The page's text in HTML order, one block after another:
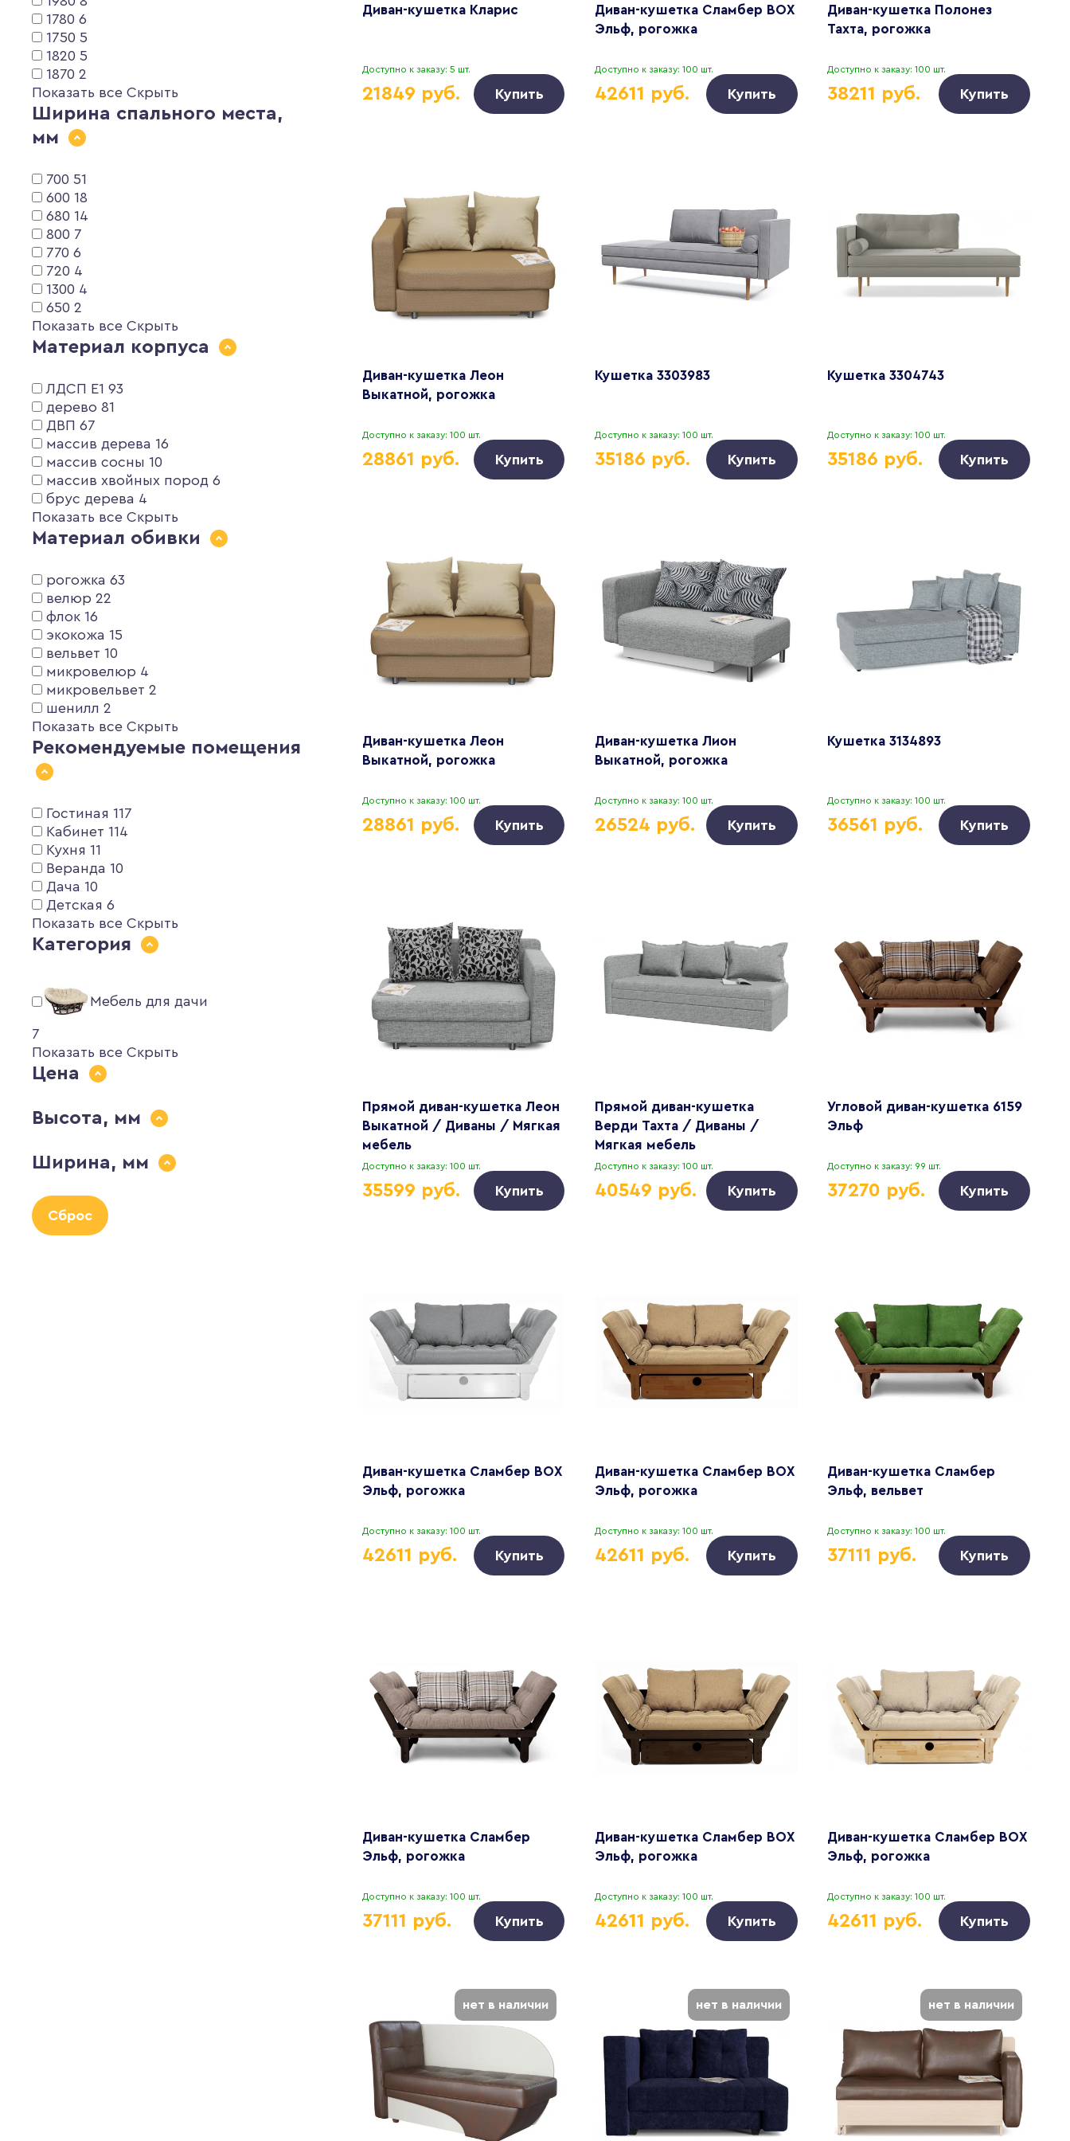
1780 6
1750 5
1820 5
1870 2
Показать все Скрыть
Ширина спального места,
мм
700 51
600 18
680 14
800 7
770 6
720 4
1300 4
650 2
Показать все Скрыть
Материал корпуса
ЛДСП Е1 93
дерево 81
ДВП 67
массив дерева 16
массив сосны 10
массив хвойных пород 6
брус дерева 4
Показать все Скрыть
Материал обивки
рогожка 63
велюр 22
флок 16
экокожа 15
вельвет 10
микровелюр 4
микровельвет 2
шенилл 2
Показать все Скрыть
Рекомендуемые помещения
Гостиная 117
Кабинет 114
Кухня 11
Веранда 10
Дача 10
Детская 6
Показать все Скрыть
Категория
Мебель для дачи
7
Показать все Скрыть
Цена
Высота, мм
Ширина, мм
Сброс
Диван-кушетка Кларис
Доступно к заказу: 5 шт.
21849 руб. Купить
Диван-кушетка Сламбер BOX
Эльф, рогожка
Доступно к заказу: 100 шт.
42611 руб. Купить
Диван-кушетка Полонез
Тахта, рогожка
Доступно к заказу: 100 шт.
38211 руб. Купить
Диван-кушетка Леон
Выкатной, рогожка
Доступно к заказу: 100 шт.
28861 руб. Купить
Кушетка 3303983
Доступно к заказу: 100 шт.
35186 руб. Купить
Кушетка 3304743
Доступно к заказу: 100 шт.
35186 руб. Купить
Диван-кушетка Леон
Выкатной, рогожка
Доступно к заказу: 100 шт.
28861 руб. Купить
Диван-кушетка Лион
Выкатной, рогожка
Доступно к заказу: 100 шт.
26524 руб. Купить
Кушетка 3134893
Доступно к заказу: 100 шт.
36561 руб. Купить
Прямой диван-кушетка Леон
Выкатной / Диваны / Мягкая
мебель
Доступно к заказу: 100 шт.
35599 руб. Купить
Прямой диван-кушетка
Верди Тахта / Диваны /
Мягкая мебель
Доступно к заказу: 100 шт.
40549 руб. Купить
Угловой диван-кушетка 6159
Эльф
Доступно к заказу: 99 шт.
37270 руб. Купить
Диван-кушетка Сламбер BOX
Эльф, рогожка
Доступно к заказу: 100 шт.
42611 руб. Купить
Диван-кушетка Сламбер BOX
Эльф, рогожка
Доступно к заказу: 100 шт.
42611 руб. Купить
Диван-кушетка Сламбер
Эльф, вельвет
Доступно к заказу: 100 шт.
37111 руб. Купить
Диван-кушетка Сламбер
Эльф, рогожка
Доступно к заказу: 100 шт.
37111 руб. Купить
Диван-кушетка Сламбер BOX
Эльф, рогожка
Доступно к заказу: 100 шт.
42611 руб. Купить
Диван-кушетка Сламбер BOX
Эльф, рогожка
Доступно к заказу: 100 шт.
42611 руб. Купить
нет в наличии нет в наличии нет в наличии